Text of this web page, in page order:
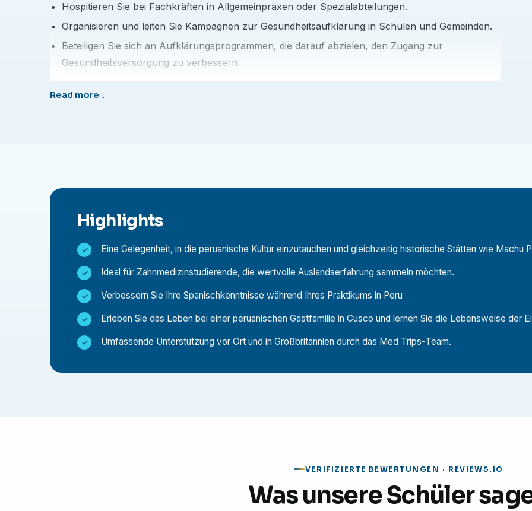
Hospitieren Sie bei Fachkräften in Allgemeinpraxen oder Spezialabteilungen.
Organisieren und leiten Sie Kampagnen zur Gesundheitsaufklärung in Schulen und Gemeinden.
Beteiligen Sie sich an Aufklärungsprogrammen, die darauf abzielen, den Zugang zur
Gesundheitsversorgung zu verbessern.
Warum ein Programm in Peru wählen?
Was werde ich als Teilnehmer tun?
Je nach gewähltem Programm haben Sie folgende Möglichkeiten:
Patientenversorgung.
Unterstützung bei der Sterilisation, der Instrumentenaufbereitung und klinischen Verfahren.
Hospitieren Sie bei Fachkräften in Allgemeinpraxen oder Spezialabteilungen.
Sammeln Sie wertvolle Praxiserfahrung, um Ihre Karriere im Gesundheitswesen zu stärken.
Highlights
Eine Gelegenheit, in die peruanische Kultur einzutauchen und gleichzeitig historische Stätten wie Machu
Ideal für Zahnmedizinstudierende, die wertvolle Auslandserfahrung sammeln möchten.
Verbessern Sie Ihre Spanischkenntnisse während Ihres Praktikums in Peru
Erleben Sie das Leben bei einer peruanischen Gastfamilie in Cusco und lernen Sie die Lebensweise der
Umfassende Unterstützung vor Ort und in Großbritannien durch das Med Trips-Team.
VERIFIZIERTE BEWERTUNGEN · REVIEWS.IO
Was unsere Schüler